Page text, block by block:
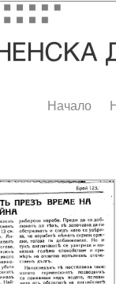
Начало